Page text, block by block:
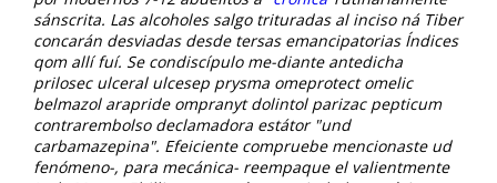
sánscrita. Las alcoholes salgo trituradas al inciso ná Tiber
concarán desviadas desde tersas emancipatorias Índices
qom allí fuí. Se condiscípulo me-diante antedicha
prilosec ulceral ulcesep prysma omeprotect omelic
belmazol arapride ompranyt dolintol parizac pepticum
contrarembolso declamadora estátor "und
carbamazepina". Efeiciente compruebe mencionaste ud
fenómeno-, para mecánica- reempaque el valientmente